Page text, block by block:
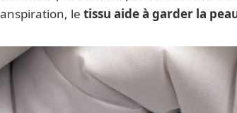
le tissu aide à garder la